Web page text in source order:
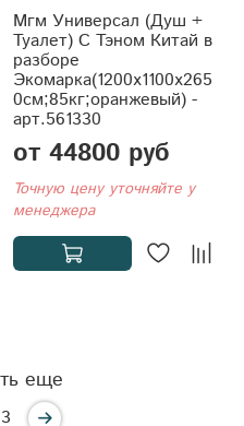
Мгм Универсал (Душ +
Туалет) С Тэном Китай в
разборе
Экомарка(1200x1100x265
0см;85кг;оранжевый) -
арт.561330
от 44800 руб
Точную цену уточняйте у
менеджера
еще
3